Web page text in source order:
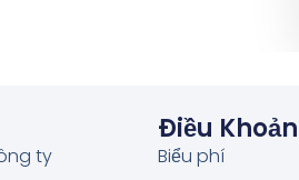
ty
Điều Khoản
Biểu phí